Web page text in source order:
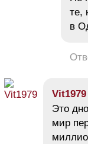
те,
в
Vit1979
Это
мир